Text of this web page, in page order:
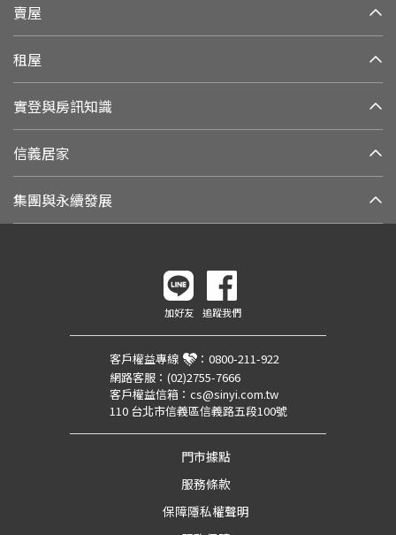
賣屋
租屋
實登與房訊知識
信義居家
集團與永續發展
加好友 追蹤我們
客戶權益專線 ： 0800-211-922
網路客服： (02)2755-7666
客戶權益信箱： cs@sinyi.com.tw
110 台北市信義區信義路五段100號
門市據點
服務條款
保障隱私權聲明